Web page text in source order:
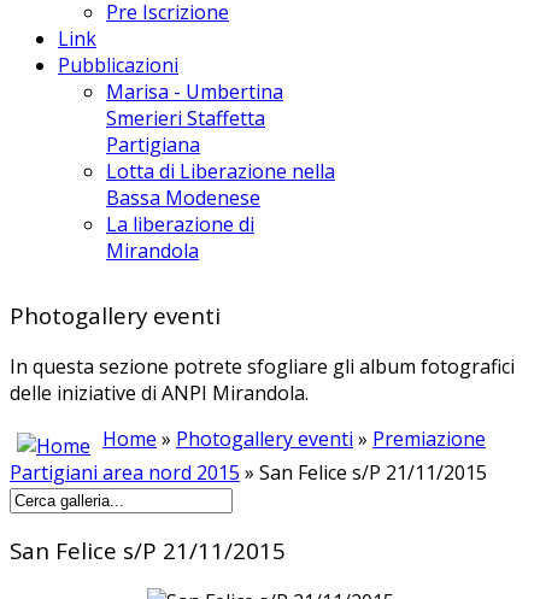
Pre Iscrizione
Link
Pubblicazioni
Marisa - Umbertina
Smerieri Staffetta
Partigiana
Lotta di Liberazione nella
Bassa Modenese
La liberazione di
Mirandola
Photogallery eventi
In questa sezione potrete sfogliare gli album fotografici
delle iniziative di ANPI Mirandola.
Home » Photogallery eventi » Premiazione
Partigiani area nord 2015 » San Felice s/P 21/11/2015
San Felice s/P 21/11/2015